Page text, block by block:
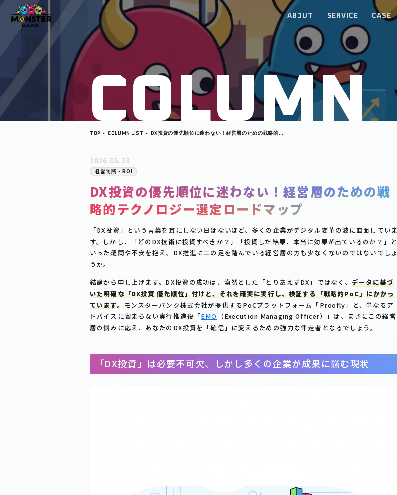
ABOUT SERVICE CASE
COLUMN
TOP COLUMN LIST
DX投資の優先順位に迷わない！経営層のための戦略的テ
2026.05.23
経営判断・ROI
DX投資の優先順位に迷わない！経営層のための戦
略的テクノロジー選定ロードマップ
「DX投資」という言葉を耳にしない日はないほど、多くの企業がデジタル変革の波に直面していま
す。しかし、「どのDX技術に投資すべきか？」「投資した結果、本当に効果が出ているのか？」と
いった疑問や不安を抱え、DX推進に二の足を踏んでいる経営層の方も少なくないのではないでしょ
うか。
結論から申し上げます。DX投資の成功は、漠然とした「とりあえずDX」ではなく、データに基づ
いた明確な「DX投資 優先順位」付けと、それを確実に実行し、検証する「戦略的PoC」にかかっ
ています。 モンスターバンク株式会社が提供するPoCプラットフォーム「Proofly」と、単なるア
ドバイスに留まらない実行推進役「EMO （Execution Managing Officer）」は、まさにこの経営
層の悩みに応え、あなたのDX投資を「確信」に変えるための強力な伴走者となるでしょう。
「DX投資」は必要不可欠、しかし多くの企業が成果に悩む現状